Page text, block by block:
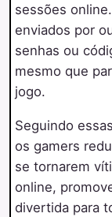
sessões
enviados por
senhas ou
mesmo que
jogo.
Seguindo
os gamers
se tornarem
online,
divertida para